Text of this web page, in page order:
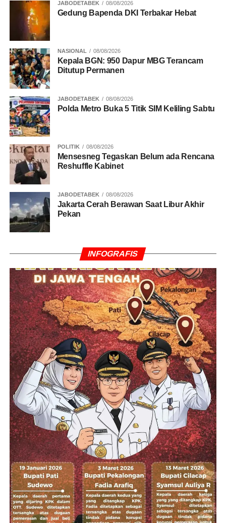
UP NEXT
Indonesia Resmi Masuk Musim Kemarau! BMKG
Ingatkan Potensi ‘Horor’ Cuaca Dadakan
DON'T MISS
Seorang Ayah di Aceh Utara Tega Perkosa Anak
Tiri Berkali-kali di Kebun
JABODETABEK 08/08/2026
Gedung Bapenda DKI Terbakar Hebat
NASIONAL 08/08/2026
Kepala BGN: 950 Dapur MBG Terancam
Ditutup Permanen
JABODETABEK 08/08/2026
Polda Metro Buka 5 Titik SIM Keliling Sabtu
POLITIK 08/08/2026
Mensesneg Tegaskan Belum ada Rencana
Reshuffle Kabinet
JABODETABEK 08/08/2026
Jakarta Cerah Berawan Saat Libur Akhir
Pekan
INFOGRAFIS